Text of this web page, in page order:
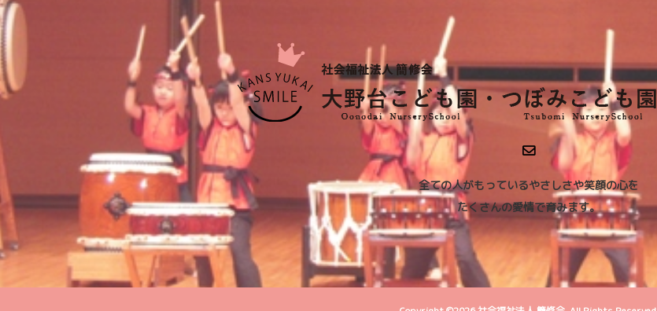
全ての人がもっているやさしさや笑顔の心を
たくさんの愛情で育みます。